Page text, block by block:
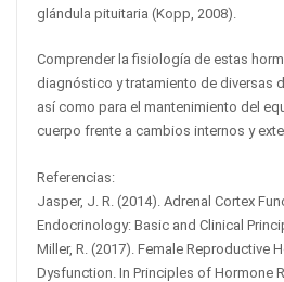
glándula pituitaria (Kopp, 2008).
Comprender la fisiología de estas
diagnóstico y tratamiento de diversas
así como para el mantenimiento del
cuerpo frente a cambios internos y
Referencias:
Jasper, J. R. (2014). Adrenal Cortex
Endocrinology: Basic and Clinical
Miller, R. (2017). Female Reproductive
Dysfunction. In Principles of Hormone